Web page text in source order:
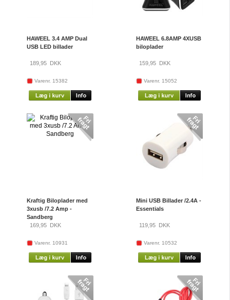
HAWEEL 3.4 AMP Dual
USB LED billader
189,95DKK
Varenr. 15382
HAWEEL 6.8AMP 4XUSB
biloplader
159,95 DKK
Varenr. 15052
Kraftig Biloplader med
3xusb /7.2 Amp -
Sandberg
169,95DKK
Varenr. 10931
Mini USB Billader /2.4A -
Essentials
119,95 DKK
Varenr. 10532